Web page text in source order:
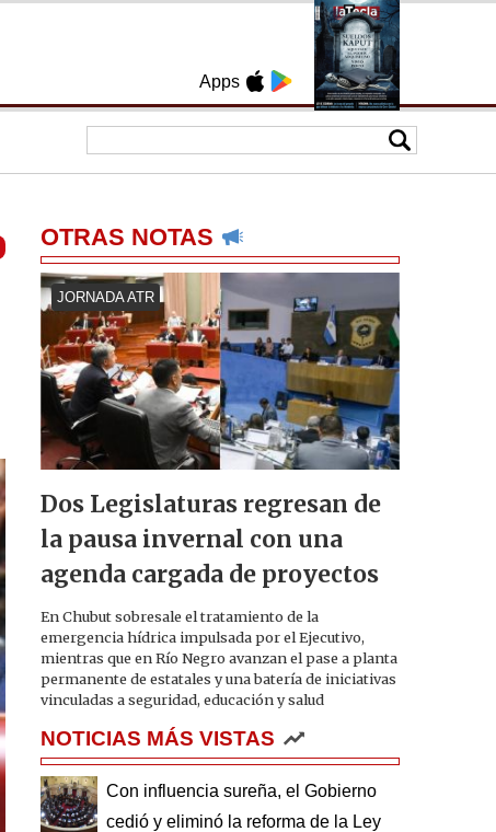
Apps
OTRAS NOTAS
JORNADA ATR
Dos Legislaturas regresan de
la pausa invernal con una
agenda cargada de proyectos
En Chubut sobresale el tratamiento de la
emergencia hídrica impulsada por el Ejecutivo,
mientras que en Río Negro avanzan el pase a planta
permanente de estatales y una batería de iniciativas
vinculadas a seguridad, educación y salud
NOTICIAS MÁS VISTAS
Con influencia sureña, el Gobierno
cedió y eliminó la reforma de la Ley